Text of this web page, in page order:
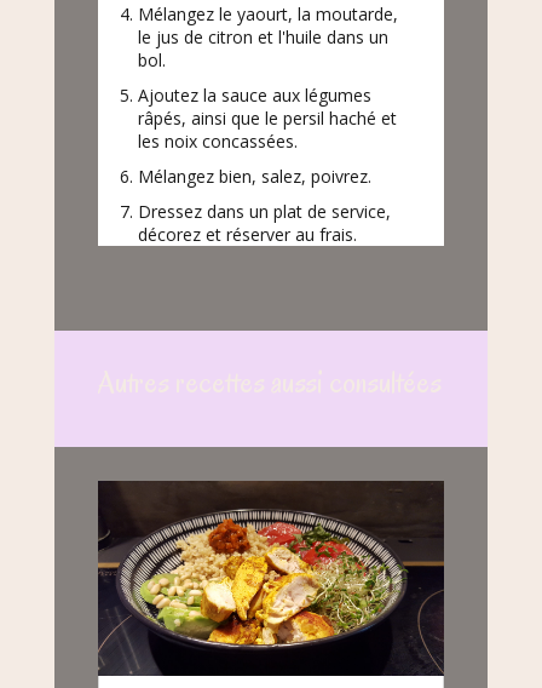
Mélangez le yaourt, la moutarde,
le jus de citron et l'huile dans un
bol.
Ajoutez la sauce aux légumes
râpés, ainsi que le persil haché et
les noix concassées.
Mélangez bien, salez, poivrez.
Dressez dans un plat de service,
décorez et réserver au frais.